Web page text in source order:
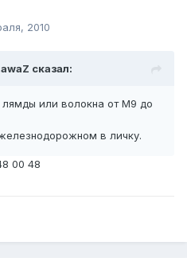
2010
сказал:
лямды или волокна от М9 до
в личку.
00 48